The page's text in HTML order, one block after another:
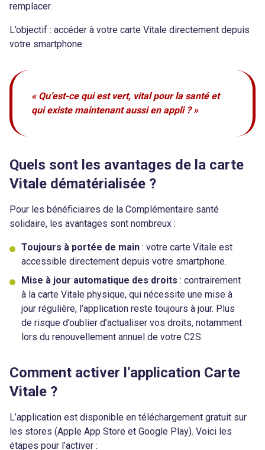
remplacer.
L’objectif : accéder à votre carte Vitale directement depuis
votre smartphone.
« Qu’est-ce qui est vert, vital pour la santé et
qui existe maintenant aussi en appli ? »
Quels sont les avantages de la carte
Vitale dématérialisée ?
Pour les bénéficiaires de la Complémentaire santé
solidaire, les avantages sont nombreux :
Toujours à portée de main : votre carte Vitale est
accessible directement depuis votre smartphone.
Mise à jour automatique des droits : contrairement
à la carte Vitale physique, qui nécessite une mise à
jour régulière, l’application reste toujours à jour. Plus
de risque d’oublier d’actualiser vos droits, notamment
lors du renouvellement annuel de votre C2S.
Comment activer l’application Carte
Vitale ?
L’application est disponible en téléchargement gratuit sur
les stores (Apple App Store et Google Play). Voici les
étapes pour l’activer :